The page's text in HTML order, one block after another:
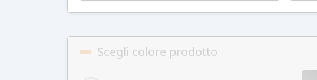
Scegli colore prodotto